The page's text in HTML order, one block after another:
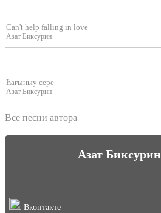
Can't help falling in love
Азат Биксурин
Һағыныу сере
Азат Биксурин
Все песни автора
Азат Биксурин
Вконтакте